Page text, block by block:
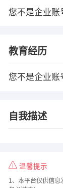
您不是企业账
教育经历
您不是企业账
自我描述
温馨提示
1、本平台仅供信息